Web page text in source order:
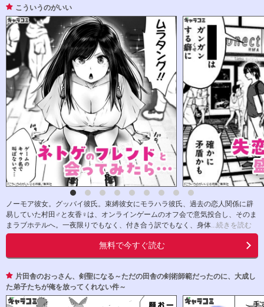
こういうのがいい
ノーモア彼女。グッバイ彼氏。束縛彼女にモラハラ彼氏、過去の恋人関係に辟
易していた村田♂と友香♀は、オンラインゲームのオフ会で意気投合し、そのま
まラブホテルへ。一夜限りでもなく、付き合う訳でもなく、身体...続きを読む
無料で今すぐ読む
片田舎のおっさん、剣聖になる～ただの田舎の剣術師範だったのに、大成し
た弟子たちが俺を放ってくれない件～